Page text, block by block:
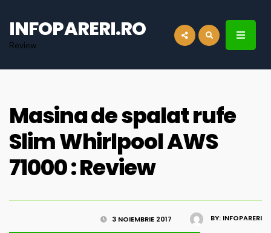
INFOPARERI.RO
Review
Masina de spalat rufe
Slim Whirlpool AWS
71000 : Review
BY: INFOPARERI
3 NOIEMBRIE 2017